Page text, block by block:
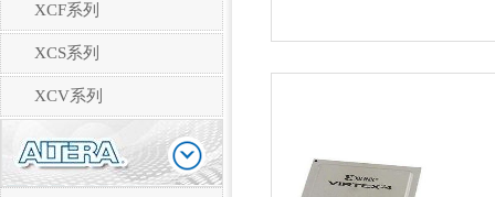
XCF系列
XCS系列
XCV系列